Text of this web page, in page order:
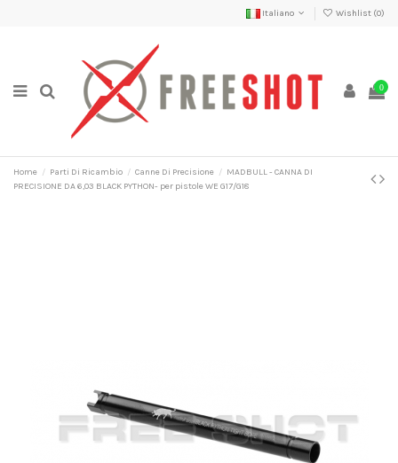
Italiano Wishlist (0)
0
Home Parti Di Ricambio Canne Di Precisione
MADBULL - CANNA DI
PRECISIONE DA 6,03 BLACK PYTHON- per pistole WE G17/G18